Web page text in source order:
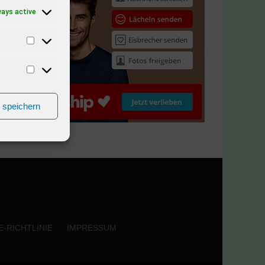
active
speichern
RICHTLINIE IMPRESSUM